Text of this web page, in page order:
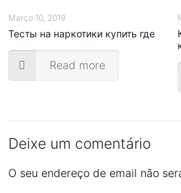
Março 10, 2019
Тесты на наркотики купить где
Read more
Deixe um comentário
O seu endereço de email não